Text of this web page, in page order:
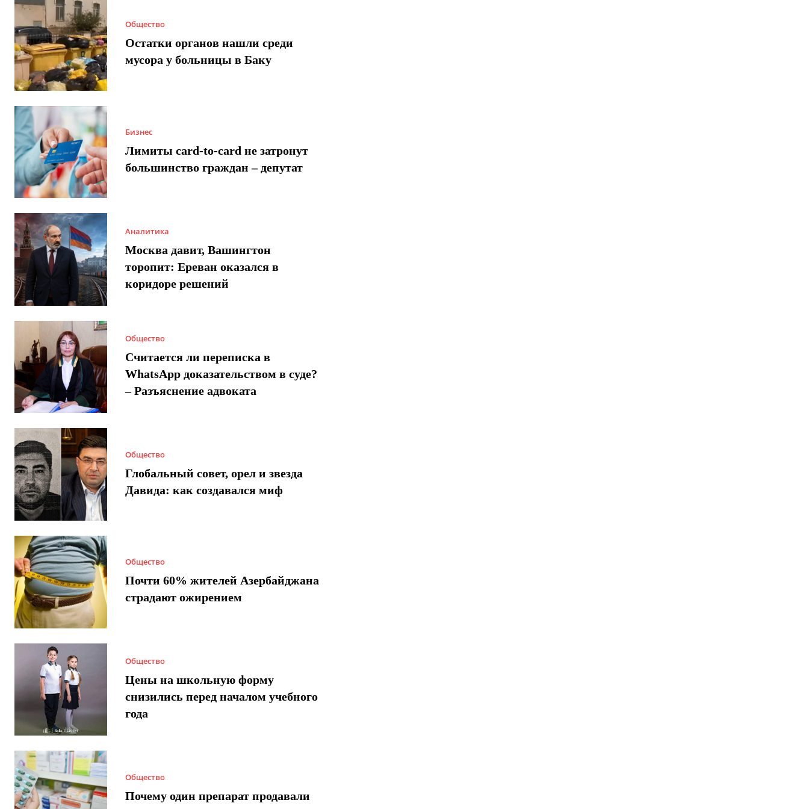
Общество
Остатки органов нашли среди
мусора у больницы в Баку
Бизнес
Лимиты card-to-card не затронут
большинство граждан – депутат
Аналитика
Москва давит, Вашингтон
торопит: Ереван оказался в
коридоре решений
Общество
Считается ли переписка в
WhatsApp доказательством в суде?
– Разъяснение адвоката
Общество
Глобальный совет, орел и звезда
Давида: как создавался миф
Общество
Почти 60% жителей Азербайджана
страдают ожирением
Общество
Цены на школьную форму
снизились перед началом учебного
года
Общество
Почему один препарат продавали